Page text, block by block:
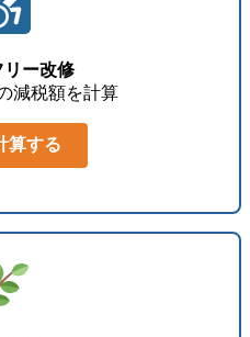
リー改修
減税額を計算
算する